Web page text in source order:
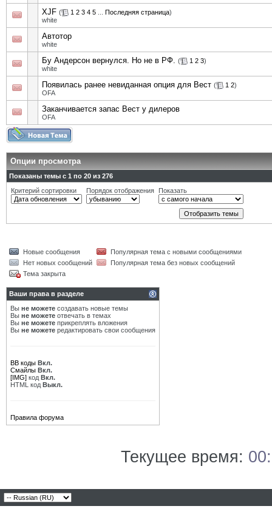
XJF ( 1 2 3 4 5 Последняя страница)
white
Автотор
white
Бу Андерсон вернулся. Но не в РФ. ( 1 2 3)
white
Появилась ранее невиданная опция для Вест ( 1 2)
OFA
Заканчивается запас Вест у дилеров
OFA
Опции просмотра
Показаны темы с 1 по 20 из 276
Критерий сортировки
Порядок отображения Показать
Новые сообщения
Популярная тема с новыми сообщениями
Нет новых сообщений
Популярная тема без новых сообщений
Тема закрыта
Ваши права в разделе
Вы не можете создавать новые темы
Вы не можете отвечать в темах
Вы не можете прикреплять вложения
Вы не можете редактировать свои сообщения
BB коды Вкл.
Смайлы Вкл.
[IMG] код Вкл.
HTML код Выкл.
Правила форума
Текущее время: